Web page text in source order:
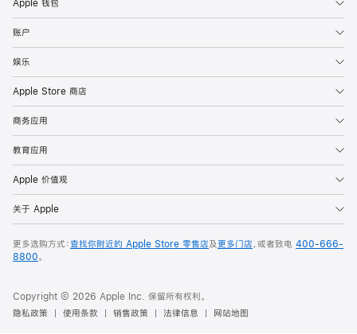
Apple 钱包
账户
娱乐
Apple Store 商店
商务应用
教育应用
Apple 价值观
关于 Apple
更多选购方式：查找你附近的 Apple Store 零售店及更多门店，或者致电 400-666-
8800。
Copyright © 2026 Apple Inc. 保留所有权利。
隐私政策
使用条款 销售政策 法律信息 网站地图